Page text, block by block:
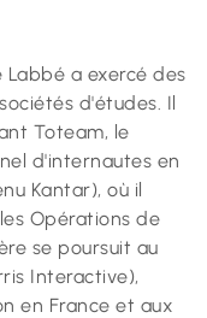
Labbé a exercé des
d'études. Il
Toteam, le
d'internautes en
Kantar), où il
Opérations de
se poursuit au
Interactive),
en France et aux